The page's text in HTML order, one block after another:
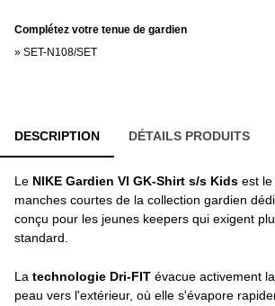
Complétez votre tenue de gardien
» SET-N108/SET
DESCRIPTION DÉTAILS PRODUITS
Le NIKE Gardien VI GK-Shirt s/s Kids est le
manches courtes de la collection gardien
conçu pour les jeunes keepers qui exigent
standard.
La technologie Dri-FIT évacue activement
peau vers l'extérieur, où elle s'évapore